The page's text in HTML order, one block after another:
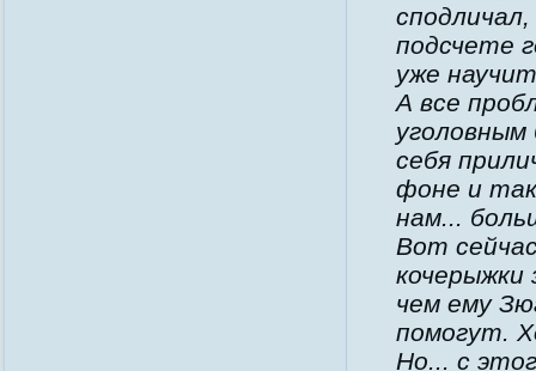
подсчете
уже
А все
себя
фоне и
нам...
Вот
кочерыжки
чем ему
помогут.
Но... с